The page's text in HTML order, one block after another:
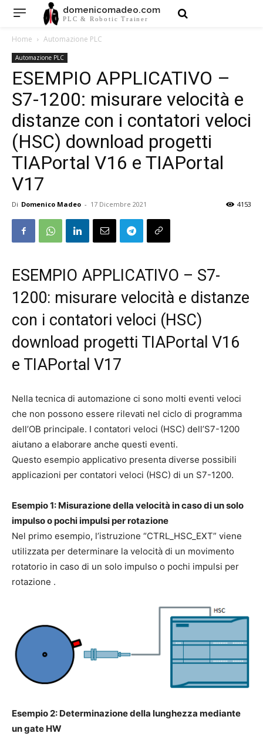
domenicomadeo.com
PLC & Robotic Trainer
Home Automazione PLC
Automazione PLC
ESEMPIO APPLICATIVO –
S7-1200: misurare velocità e
distanze con i contatori veloci
(HSC) download progetti
TIAPortal V16 e TIAPortal
V17
Di Domenico Madeo - 17 Dicembre 2021 4153
ESEMPIO APPLICATIVO – S7-
1200: misurare velocità e distanze
con i contatori veloci (HSC)
download progetti TIAPortal V16
e TIAPortal V17
Nella tecnica di automazione ci sono molti eventi veloci
che non possono essere rilevati nel ciclo di programma
dell’OB principale. I contatori veloci (HSC) dell’S7-1200
aiutano a elaborare anche questi eventi.
Questo esempio applicativo presenta diverse possibili
applicazioni per contatori veloci (HSC) di un S7-1200.
Esempio 1: Misurazione della velocità in caso di un solo
impulso o pochi impulsi per rotazione
Nel primo esempio, l’istruzione “CTRL_HSC_EXT” viene
utilizzata per determinare la velocità di un movimento
rotatorio in caso di un solo impulso o pochi impulsi per
rotazione .
Esempio 2: Determinazione della lunghezza mediante
un gate HW